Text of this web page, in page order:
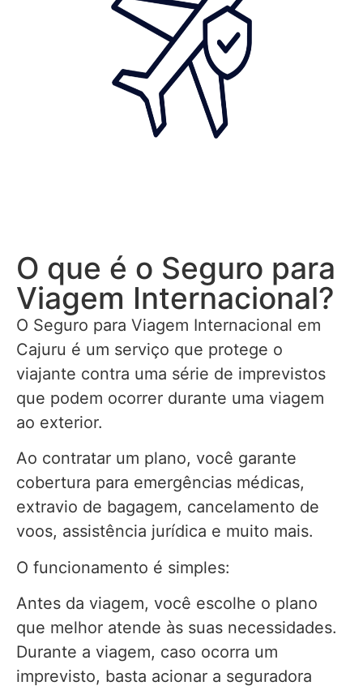
O que é o Seguro para
Viagem Internacional?
O Seguro para Viagem Internacional em
Cajuru é um serviço que protege o
viajante contra uma série de imprevistos
que podem ocorrer durante uma viagem
ao exterior.
Ao contratar um plano, você garante
cobertura para emergências médicas,
extravio de bagagem, cancelamento de
voos, assistência jurídica e muito mais.
O funcionamento é simples:
Antes da viagem, você escolhe o plano
que melhor atende às suas necessidades.
Durante a viagem, caso ocorra um
imprevisto, basta acionar a seguradora